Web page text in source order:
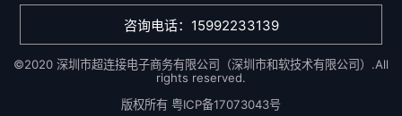
咨询电话：15992233139
©2020 深圳市超连接电子商务有限公司（深圳市和软技术有限公司）.All
rights reserved.
版权所有 粤ICP备17073043号